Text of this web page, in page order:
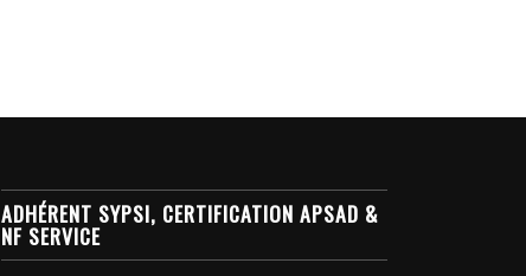
ADHÉRENT SYPSI, CERTIFICATION APSAD &
NF SERVICE